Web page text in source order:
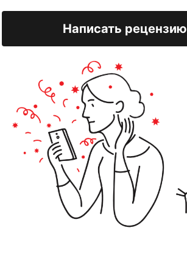
Написать рецензию